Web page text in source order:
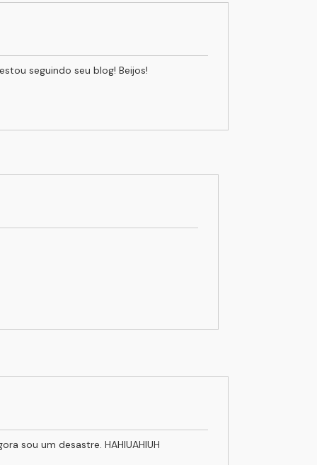
seguindo seu blog! Beijos!
sou um desastre. HAHIUAHIUH